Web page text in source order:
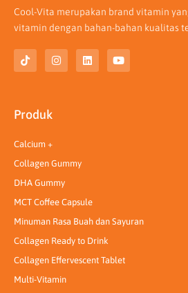
Cool-Vita merupakan brand vitamin
vitamin dengan bahan-bahan kualitas
T
i
k
I
n
s
L
i
n
Y
o
u
Produk
Calcium +
Collagen Gummy
DHA Gummy
MCT Coffee Capsule
Minuman Rasa Buah dan Sayuran
Collagen Ready to Drink
Collagen Effervescent Tablet
Multi-Vitamin